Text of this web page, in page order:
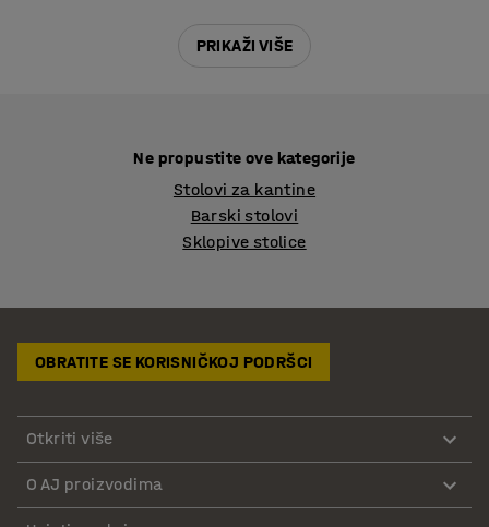
PRIKAŽI VIŠE
Ne propustite ove kategorije
Stolovi za kantine
Barski stolovi
Sklopive stolice
OBRATITE SE KORISNIČKOJ PODRŠCI
Otkriti više
O AJ proizvodima